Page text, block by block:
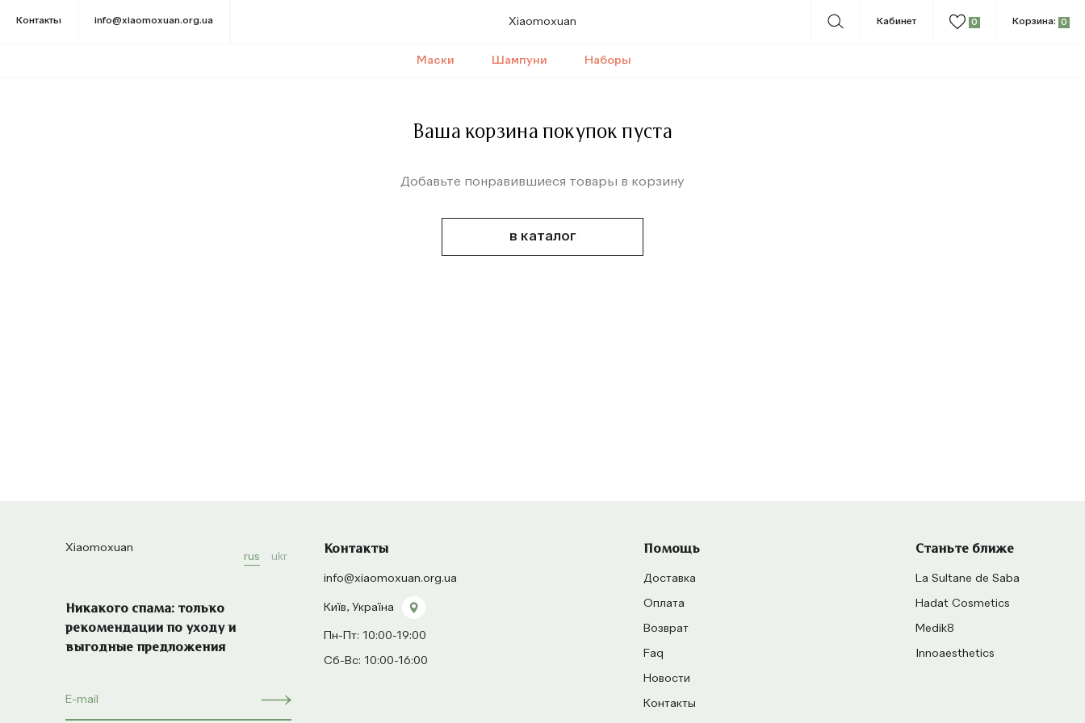
Контакты info@xiaomoxuan.org.ua Xiaomoxuan
Маски Шампуни Наборы
Кабинет 0 Корзина: 0
Ваша корзина покупок пуста
Добавьте понравившиеся товары в корзину
в каталог
Xiaomoxuan
rus ukr
Никакого спама: только
рекомендации по уходу и
выгодные предложения
Контакты
info@xiaomoxuan.org.ua
Київ, Україна
Пн-Пт: 10:00-19:00
Сб-Вс: 10:00-16:00
Помощь
Доставка
Оплата
Возврат
Faq
Новости
Контакты
Станьте ближе
La Sultane de Saba
Hadat Cosmetics
Medik8
Innoaesthetics